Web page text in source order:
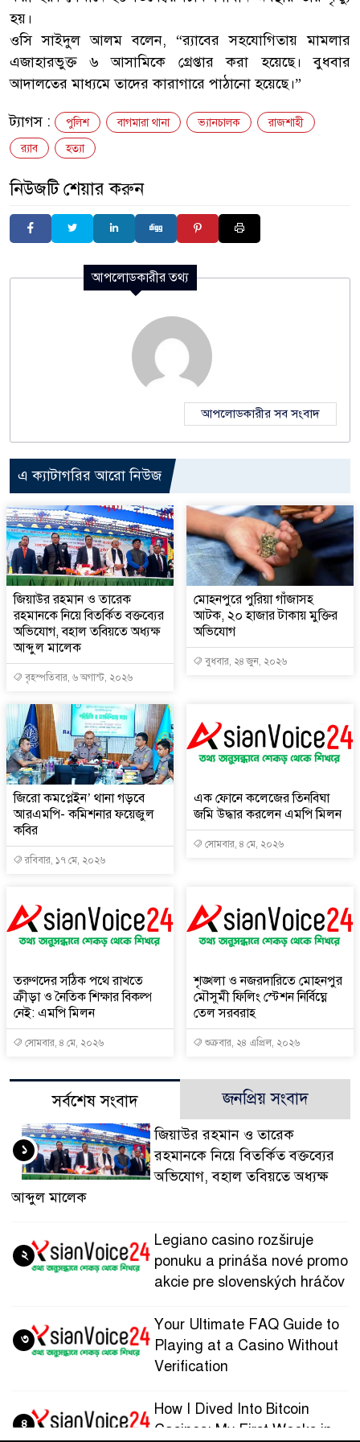
হয়।
ওসি সাইদুল আলম বলেন, “র‌্যাবের সহযোগিতায় মামলার
এজাহারভুক্ত ৬ আসামিকে গ্রেপ্তার করা হয়েছে। বুধবার
আদালতের মাধ্যমে তাদের কারাগারে পাঠানো হয়েছে।”
ট্যাগস : পুলিশ বাগমারা থানা ভ্যানচালক
রাজশাহী
র‌্যাব
হত্যা
নিউজটি শেয়ার করুন
আপলোডকারীর তথ্য
আপলোডকারীর সব সংবাদ
এ ক্যাটাগরির আরো নিউজ
জিয়াউর রহমান ও তারেক
রহমানকে নিয়ে বিতর্কিত বক্তব্যের
অভিযোগ, বহাল তবিয়তে অধ্যক্ষ
আব্দুল মালেক
বৃহস্পতিবার, ৬ অগাস্ট, ২০২৬
মোহনপুরে পুরিয়া গাঁজাসহ
আটক, ২০ হাজার টাকায় মুক্তির
অভিযোগ
বুধবার, ২৪ জুন, ২০২৬
জিরো কমপ্লেইন’ থানা গড়বে
আরএমপি- কমিশনার ফয়েজুল
কবির
রবিবার, ১৭ মে, ২০২৬
এক ফোনে কলেজের তিনবিঘা
জমি উদ্ধার করলেন এমপি মিলন
সোমবার, ৪ মে, ২০২৬
তরুণদের সঠিক পথে রাখতে
ক্রীড়া ও নৈতিক শিক্ষার বিকল্প
নেই: এমপি মিলন
সোমবার, ৪ মে, ২০২৬
শৃঙ্খলা ও নজরদারিতে মোহনপুর
মৌসুমী ফিলিং স্টেশন নির্বিঘ্নে
তেল সরবরাহ
শুক্রবার, ২৪ এপ্রিল, ২০২৬
সর্বশেষ সংবাদ জনপ্রিয় সংবাদ
জিয়াউর রহমান ও তারেক
রহমানকে নিয়ে বিতর্কিত বক্তব্যের
অভিযোগ, বহাল তবিয়তে অধ্যক্ষ
আব্দুল মালেক
১
Legiano casino rozširuje
ponuku a prináša nové promo
akcie pre slovenských hráčov
২
Your Ultimate FAQ Guide to
Playing at a Casino Without
Verification
৩
How I Dived Into Bitcoin
Casinos: My First Weeks in
৪